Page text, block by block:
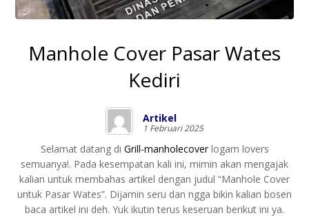
Manhole Cover Pasar Wates
Kediri
Artikel
1 Februari 2025
Selamat datang di Grill-manholecoverlogam lovers
semuanya!. Pada kesempatan kali ini, mimin akan mengajak
kalian untuk membahas artikel dengan judul “Manhole Cover
untuk Pasar Wates”. Dijamin seru dan ngga bikin kalian bosen
baca artikel ini deh. Yuk ikutin terus keseruan berikut ini ya.